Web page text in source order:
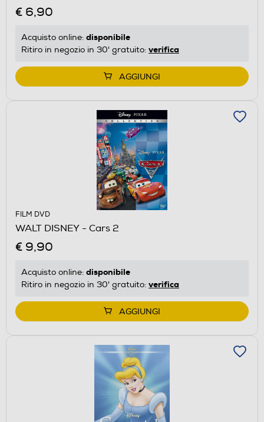
€ 6,90
Acquisto online: disponibile
Ritiro in negozio in 30' gratuito: verifica
AGGIUNGI
FILM DVD
WALT DISNEY - Cars 2
€ 9,90
Acquisto online: disponibile
Ritiro in negozio in 30' gratuito: verifica
AGGIUNGI